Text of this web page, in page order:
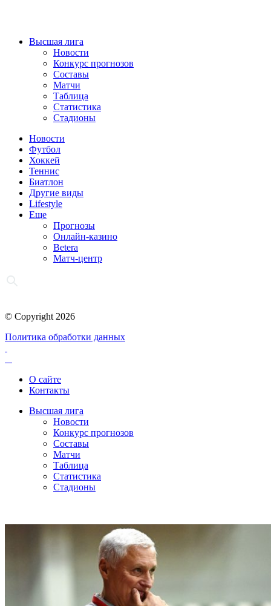
Высшая лига
Новости
Конкурс прогнозов
Составы
Матчи
Таблица
Статистика
Стадионы
Новости
Футбол
Хоккей
Теннис
Биатлон
Другие виды
Lifestyle
Еще
Прогнозы
Онлайн-казино
Betera
Матч-центр
© Copyright 2026
Политика обработки данных
О сайте
Контакты
Высшая лига
Новости
Конкурс прогнозов
Составы
Матчи
Таблица
Статистика
Стадионы